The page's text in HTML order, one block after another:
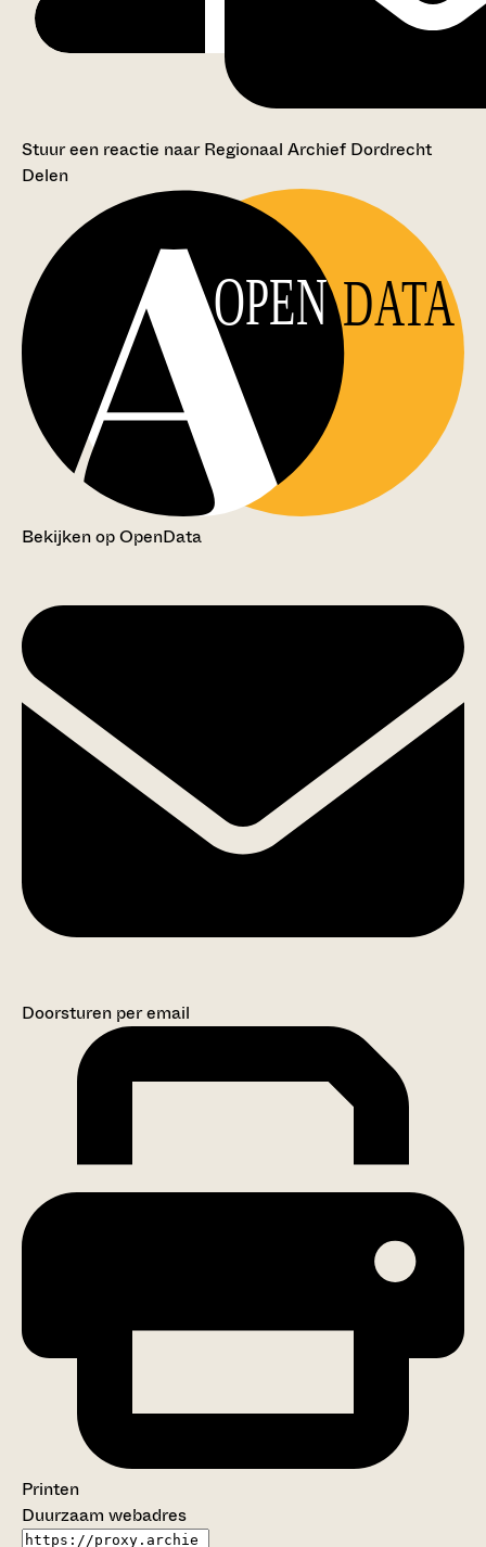
Stuur een reactie naar Regionaal Archief Dordrecht
Delen
OPEN DATA
Bekijken op OpenData
Doorsturen per email
Printen
Duurzaam webadres